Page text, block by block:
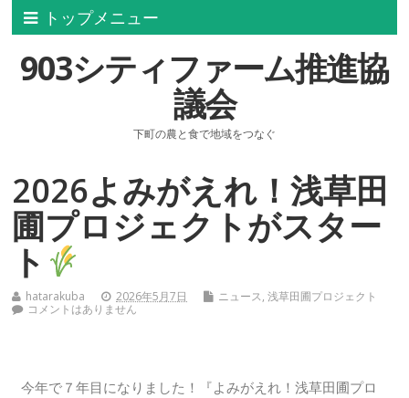
トップメニュー
903シティファーム推進協
議会
下町の農と食で地域をつなぐ
2026よみがえれ！浅草田
圃プロジェクトがスター
ト
hatarakuba 2026年5月7日 ニュース,浅草田圃プロジェクト
コメントはありません
今年で７年目になりました！『よみがえれ！浅草田圃プロ